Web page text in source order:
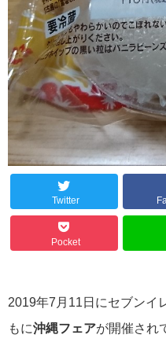
Twitter
Pocket
2019年7月11日にセブンイ
もに沖縄フェアが開催され